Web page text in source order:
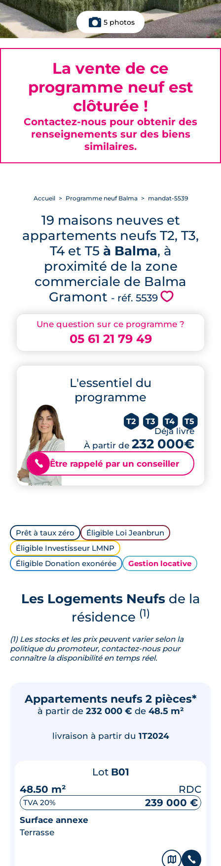
5 photos
Une question sur ce programme ?
05 61 21 79 49
L'essentiel du
programme
T2 T3 T4 T5
Déjà livré
À partir de 232 000€
📞 Être rappelé par un conseiller
Accueil Programme neuf Balma mandat-5539
19 maisons neuves et
appartements neufs T2, T3,
T4 et T5 à Balma, à
proximité de la zone
commerciale de Balma
Gramont - réf. 5539 💗
La vente de ce
programme neuf est
clôturée !
Contactez-nous pour obtenir des
renseignements sur des biens
similaires.
Prêt à taux zéro
Éligible Loi Jeanbrun
Éligible Investisseur LMNP
Éligible Donation exonérée
Gestion locative
Les Logements Neufsde la
résidence (1)
(1) Les stocks et les prix peuvent varier selon la
politique du promoteur, contactez-nous pour
connaître la disponibilité en temps réel.
Appartements neufs 2 pièces*
à partir de 232 000 € de 48.5 m²
livraison à partir du 1T2024
Lot B01
48.50 m²
RDC
TVA 20% 239 000 €
Surface annexe
Terrasse
🗞 📞